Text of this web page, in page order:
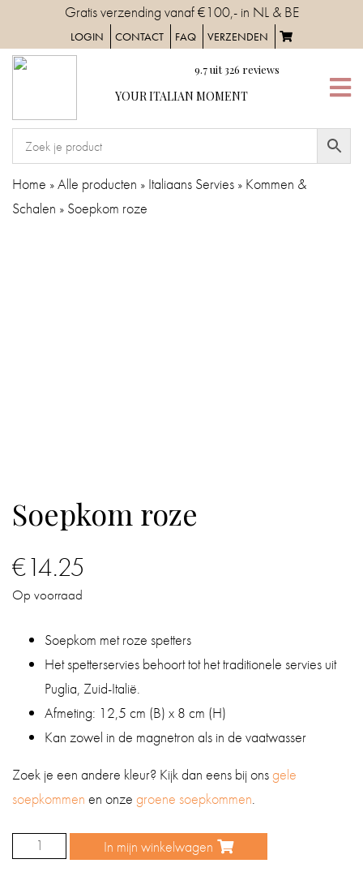
content
Gratis verzending vanaf €100,- in NL & BE
LOGIN CONTACT FAQ VERZENDEN
9.7uit326 reviews
YOUR ITALIAN MOMENT
MOMENT
HOME
SERVIES
HUIS
BOEKEN
Home »Alle producten » Italiaans Servies » Kommen &
Schalen » Soepkom roze
Soepkom roze
€14.25
Op voorraad
Soepkom met roze spetters
Het spetterservies behoort tot het traditionele servies uit
Puglia, Zuid-Italië.
Afmeting: 12,5 cm (B) x 8 cm (H)
Kan zowel in de magnetron als in de vaatwasser
Zoek je een andere kleur? Kijk dan eens bij onsgele
soepkommen en onze groene soepkommen.
Soepkom In mijn winkelwagen